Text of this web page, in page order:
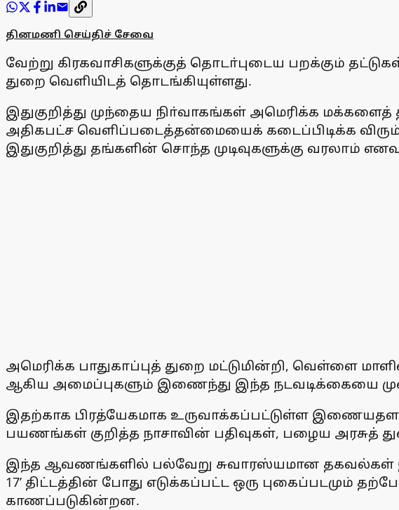
தினமணி செய்திச் சேவை
வேற்று கிரகவாசிகளுக்குத் தொடா்புடைய பறக்கும்
துறை வெளியிடத் தொடங்கியுள்ளது.
இதுகுறித்து முந்தைய நிா்வாகங்கள் அமெரிக்க
அதிகபட்ச வெளிப்படைத்தன்மையைக் கடைப்பிடிக்க
இதுகுறித்து தங்களின் சொந்த முடிவுகளுக்கு வரலாம்
அமெரிக்க பாதுகாப்புத் துறை மட்டுமின்றி, வெள்ளை
ஆகிய அமைப்புகளும் இணைந்து இந்த நடவடிக்கையை
இதற்காக பிரத்யேகமாக உருவாக்கப்பட்டுள்ள
பயணங்கள் குறித்த நாசாவின் பதிவுகள், பழைய
இந்த ஆவணங்களில் பல்வேறு சுவாரஸ்யமான தகவல்கள்
17’ திட்டத்தின் போது எடுக்கப்பட்ட ஒரு புகைப்படமும்
காணப்படுகின்றன.